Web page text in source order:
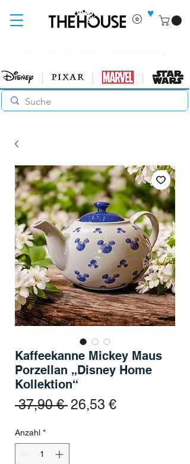
♥
Kaffeekanne Mickey Maus
Porzellan „Disney Home
Kollektion“
37,90 € Standardpreis
26,53 €Sale-Preis
Anzahl *